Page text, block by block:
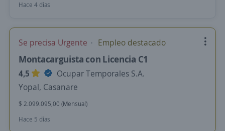
Hace 4 días
Se precisa Urgente Empleo destacado
Montacarguista con Licencia C1
4,5
Ocupar Temporales S.A.
Yopal, Casanare
$ 2.099.095,00 (Mensual)
Hace 5 días